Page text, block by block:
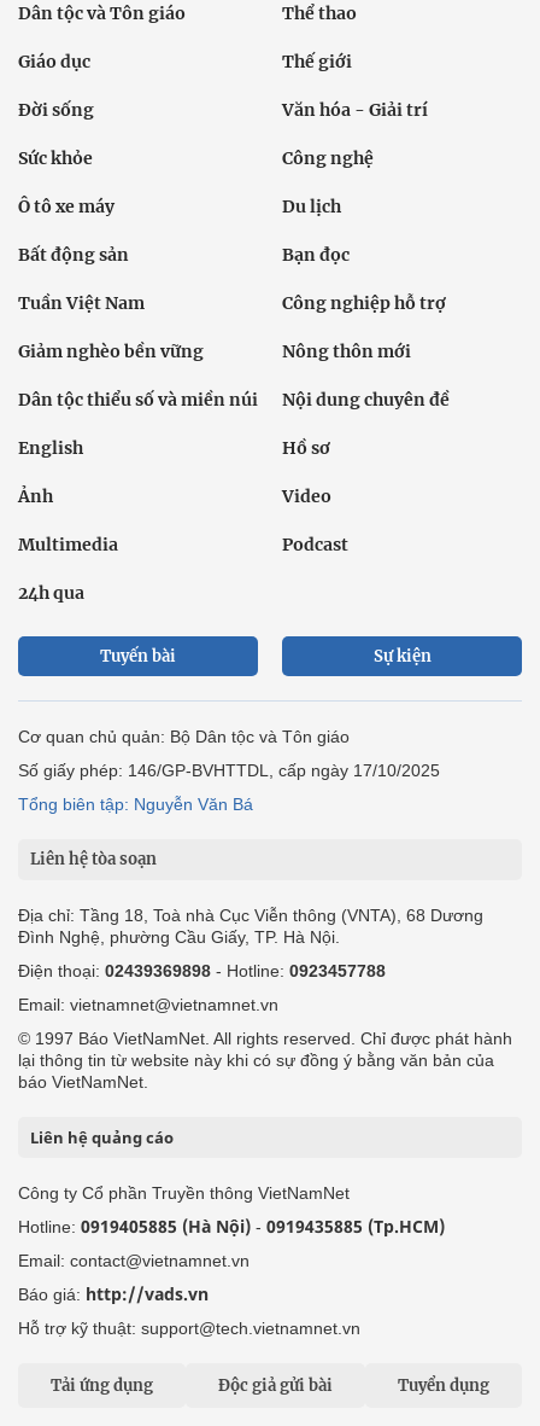
Dân tộc và Tôn giáo Thể thao
Giáo dục Thế giới
Đời sống Văn hóa - Giải trí
Sức khỏe Công nghệ
Ô tô xe máy Du lịch
Bất động sản Bạn đọc
Tuần Việt Nam Công nghiệp hỗ trợ
Giảm nghèo bền vững Nông thôn mới
Dân tộc thiểu số và miền núi Nội dung chuyên đề
English Hồ sơ
Ảnh Video
Multimedia Podcast
24h qua
Tuyến bài Sự kiện
Cơ quan chủ quản: Bộ Dân tộc và Tôn giáo
Số giấy phép: 146/GP-BVHTTDL, cấp ngày 17/10/2025
Tổng biên tập: Nguyễn Văn Bá
Liên hệ tòa soạn
Địa chỉ: Tầng 18, Toà nhà Cục Viễn thông (VNTA), 68 Dương
Đình Nghệ, phường Cầu Giấy, TP. Hà Nội.
Điện thoại: 02439369898 - Hotline: 0923457788
Email: vietnamnet@vietnamnet.vn
© 1997 Báo VietNamNet. All rights reserved. Chỉ được phát hành
lại thông tin từ website này khi có sự đồng ý bằng văn bản của
báo VietNamNet.
Liên hệ quảng cáo
Công ty Cổ phần Truyền thông VietNamNet
Hotline: 0919405885 (Hà Nội) - 0919435885 (Tp.HCM)
Email: contact@vietnamnet.vn
Báo giá: http://vads.vn
Hỗ trợ kỹ thuật: support@tech.vietnamnet.vn
Tải ứng dụng Độc giả gửi bài Tuyển dụng